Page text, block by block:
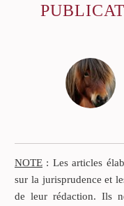
NOTE : Les articles
sur la jurisprudence et
de leur rédaction. Ils